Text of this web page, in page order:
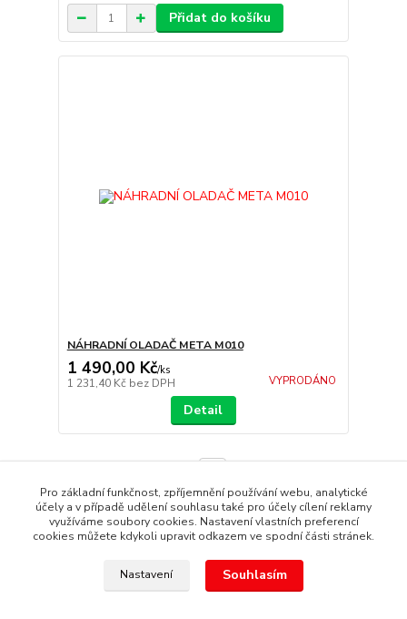
Přidat do košíku
NÁHRADNÍ OLADAČ META M010
1 490,00 Kč/ks
1 231,40 Kč bez DPH VYPRODÁNO
Detail
Copyright © 1987 - 2022 autoalarmyhk.cz Jiří Cvrček, Autoalarm
Pro základní funkčnost, zpříjemnění používání webu, analytické
účely a v případě udělení souhlasu také pro účely cílení reklamy
využíváme soubory cookies. Nastavení vlastních preferencí
cookies můžete kdykoli upravit odkazem ve spodní části stránek.
Nastavení Souhlasím